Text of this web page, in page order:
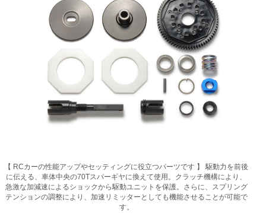
【 RCカーの性能アップやセッティングに役立つパーツです 】 駆動力を前後
に伝える、車体中央の70Tスパーギヤに換えて使用。クラッチ機構により、
急激な加減速によるショックから駆動ユニットを保護。さらに、スプリング
テンションの調整により、加速リミッターとしても機能させることが可能で
す。